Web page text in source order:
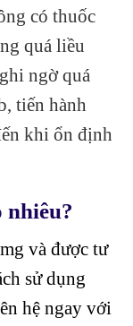
có thuốc
quá liều
ngờ quá
tiến hành
khi ổn định
nhiêu?
và được tư
sử dụng
hệ ngay với